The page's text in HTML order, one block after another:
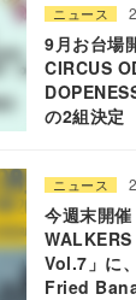
ニュース
9月お台場
CIRCUS
の2組決定
ニュース
今週末開
Vol.7」に
Fried